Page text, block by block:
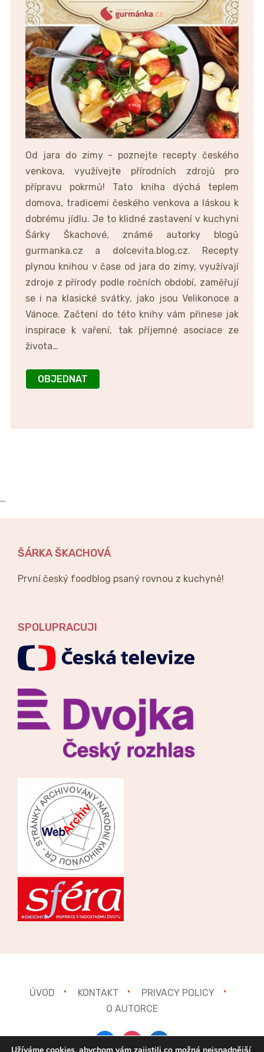
Od jara do zimy - poznejte recepty českého
venkova, využívejte přírodních zdrojů pro
přípravu pokrmů! Tato kniha dýchá teplem
domova, tradicemi českého venkova a láskou k
dobrému jídlu. Je to klidné zastavení v kuchyni
Šárky Škachové, známé autorky blogů
gurmanka.cz a dolcevita.blog.cz. Recepty
plynou knihou v čase od jara do zimy, využívají
zdroje z přírody podle ročních období, zaměřují
se i na klasické svátky, jako jsou Velikonoce a
Vánoce. Začtení do této knihy vám přinese jak
inspirace k vaření, tak příjemné asociace ze
života…
OBJEDNAT
…
ŠÁRKA ŠKACHOVÁ
První český foodblog psaný rovnou z kuchyně!
SPOLUPRACUJI
ÚVOD KONTAKT
PRIVACY POLICY
O AUTORCE
facebookinstagram
mail